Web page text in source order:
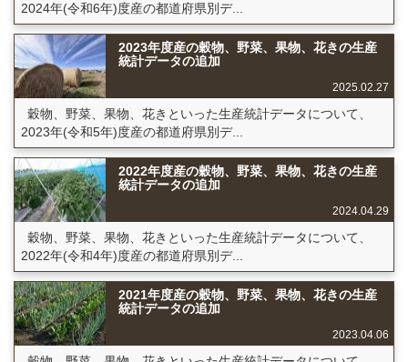
2024年(令和6年)度産の都道府県別デ...
2023年度産の穀物、野菜、果物、花きの生産
統計データの追加
2025.02.27
穀物、野菜、果物、花きといった生産統計データについて、
2023年(令和5年)度産の都道府県別デ...
2022年度産の穀物、野菜、果物、花きの生産
統計データの追加
2024.04.29
穀物、野菜、果物、花きといった生産統計データについて、
2022年(令和4年)度産の都道府県別デ...
2021年度産の穀物、野菜、果物、花きの生産
統計データの追加
2023.04.06